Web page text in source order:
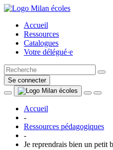
Accueil
Ressources
Catalogues
Votre délégué·e
Se connecter
Accueil
-
Ressources pédagogiques
-
Je reprendrais bien un